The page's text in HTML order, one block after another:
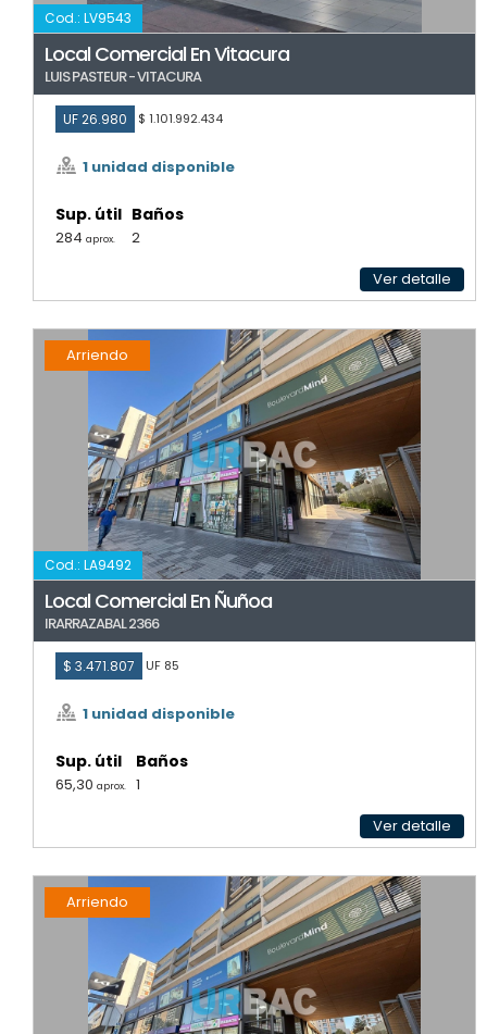
Cod.: LV9543
Local Comercial En Vitacura
LUIS PASTEUR - VITACURA
UF 26.980 $ 1.101.992.434
1 unidad disponible
Sup. útil
284 aprox.
Baños
2
Ver detalle
Arriendo
Cod.: LA9492
Local Comercial En Ñuñoa
IRARRAZABAL 2366
$ 3.471.807 UF 85
1 unidad disponible
Sup. útil
65,30 aprox.
Baños
1
Ver detalle
Arriendo